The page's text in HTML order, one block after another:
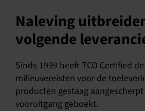
Naleving
volgende
Sinds 1999 heeft TCO Certified
milieuvereisten voor de
producten gestaag
vooruitgang geboekt.